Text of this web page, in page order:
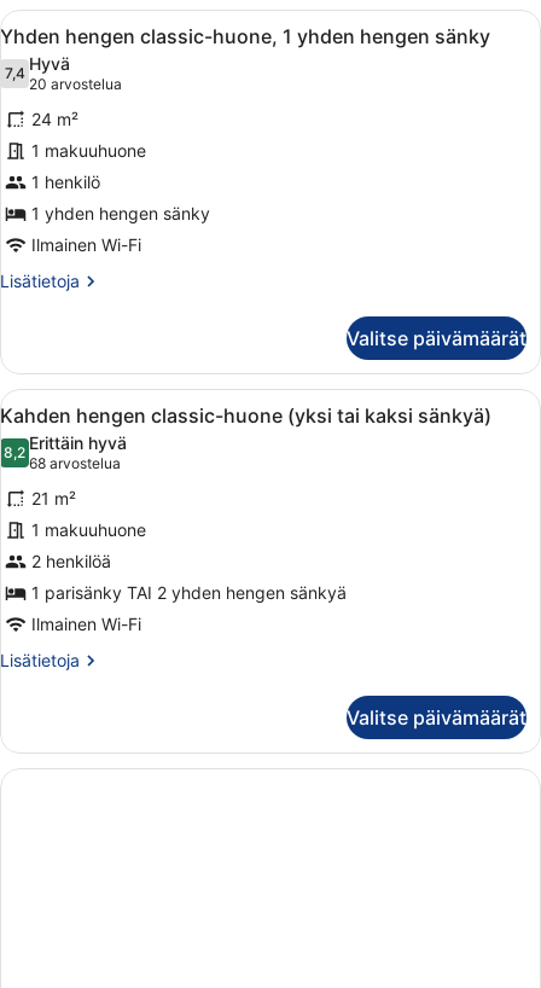
Avaa
kaikki
huonetyypin
Yhden
hengen
classic-
huone,
1
yhden
hengen
sänky
Hotellihuone, jossa on sänky,
5
Yhden hengen classic-huone, 1 yhden hengen sänky
7,47,4 kautta 10
Hyvä
20 arvostelua
(20
arvostelua)
24 m²
1 makuuhuone
1 henkilö
1 yhden hengen sänky
Ilmainen Wi-Fi
Lisätietoja
Lisätietoja
classic-
huone,
1
yhden
hengen
sänky
Valitse päivämäärät
Avaa
kaikki
huonetyypin
Kahden
hengen
classic-
huone
(yksi
tai
kaksi
sänkyä)
Hotellihuone, jossa on suuri
6
Kahden hengen classic-huone (yksi tai kaksi sänkyä)
8,28,2 kautta 10
Erittäin hyvä
68 arvostelua
(68
arvostelua)
21 m²
1 makuuhuone
2 henkilöä
1 parisänky TAI 2 yhden hengen sänkyä
Ilmainen Wi-Fi
Lisätietoja
Lisätietoja
classic-
huone
(yksi
Valitse päivämäärät